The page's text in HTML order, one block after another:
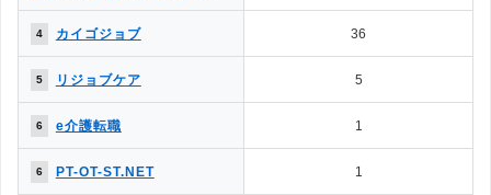
10.内定をもらいやすいのは？
→解説5
11.退職サポートや転職後のサポートは？ △ ✕
［解説1］転職エージェントは、転職エージェント経由での応募になる
ため、転職エージェント側とのやりとりが必要になるなど多少の制限が
生じます。反面、転職サイトは自身で応募するため制約がなく、気軽に
利用することができます。
4 カイゴジョブ 36
5 リジョブケア 5
6 e介護転職 1
6 PT-OT-ST.NET 1